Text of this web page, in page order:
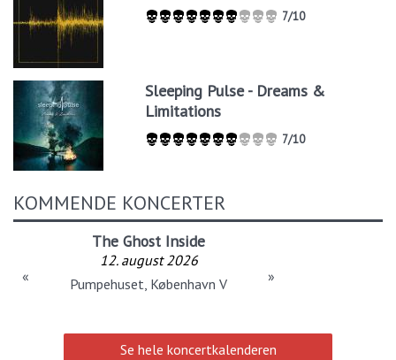
7/10
Sleeping Pulse - Dreams &
Limitations
7/10
KOMMENDE KONCERTER
The Ghost Inside
12. august 2026
Pumpehuset, København V
« »
Se hele koncertkalenderen